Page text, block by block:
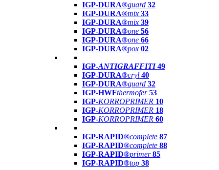
IGP-DURA®guard 32
IGP-DURA®mix 33
IGP-DURA®mix 39
IGP-DURA®one 56
IGP-DURA®one 66
IGP-DURA®pox 02
IGP-ANTIGRAFFITI49
IGP-DURA®cryl 40
IGP-DURA®guard 32
IGP-HWFthermofer 53
IGP-KORROPRIMER 10
IGP-KORROPRIMER 18
IGP-KORROPRIMER 60
IGP-RAPID®complete 87
IGP-RAPID®complete 88
IGP-RAPID®primer 85
IGP-RAPID®top 38